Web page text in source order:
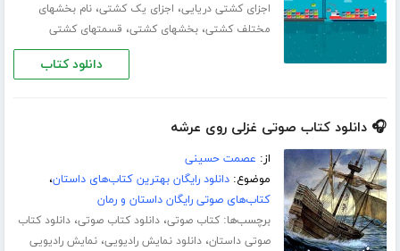
اجزای کشتی دریایی، اجزای یک کشتی،نام بخشهای
مختلف کشتی،بخشهای کشتی، قسمتهای کشتی
دانلود کتاب
🎧 دانلود کتاب صوتی غزلی روی عرشه
از: عصمت حسینی
موضوع:دانلود رایگان بهترین کتاب‌های داستان،
کتاب‌های صوتی رایگان داستان و رمان
برچسب‌ها:کتاب صوتی،دانلود کتاب صوتی،دانلود کتاب
صوتی داستان،دانلود نمایش رادیویی،نمایش رادیویی